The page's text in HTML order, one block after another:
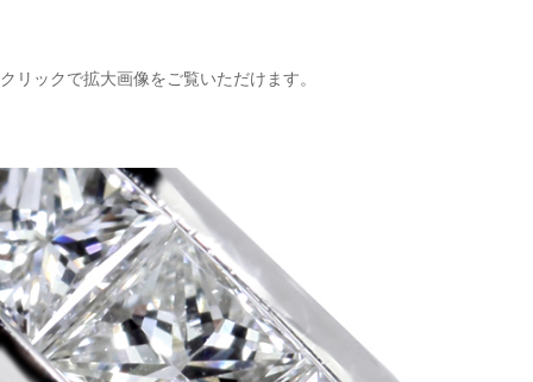
クリックで拡大画像をご覧いただけます。